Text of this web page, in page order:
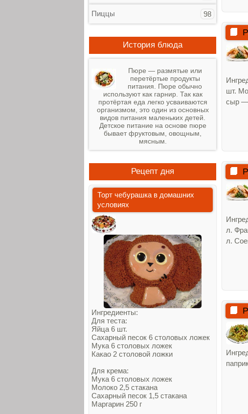
шт.
сыр —
л.
л.
Пиццы 98
История блюда
Пюре — размятые или
перетёртые продукты
питания. Пюре обычно
используют как гарнир. Так как
протёртая еда легко усваиваются
организмом, это один из основных
видов питания маленьких детей.
Детское питание на основе пюре
бывает фруктовым, овощным,
мясным.
Рецепт дня
Торт чебурашка в домашних
условиях
Ингредиенты:
Для теста:
Яйца 6 шт.
Сахарный песок 6 столовых ложек
Мука 6 столовых ложек
Какао 2 столовой ложки
Для крема:
Мука 6 столовых ложек
Молоко 2,5 стакана
Сахарный песок 1,5 стакана
Маргарин 250 г